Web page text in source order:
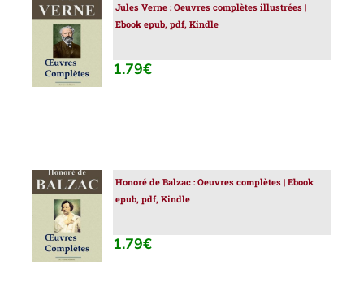
AJOUTER
AU
PANIER
/
DÉTAILS
Jules Verne : Oeuvres complètes illustrées |
Ebook epub, pdf, Kindle
1.79€
AJOUTER
AU
PANIER
/
DÉTAILS
Honoré de Balzac : Oeuvres complètes | Ebook
epub, pdf, Kindle
1.79€